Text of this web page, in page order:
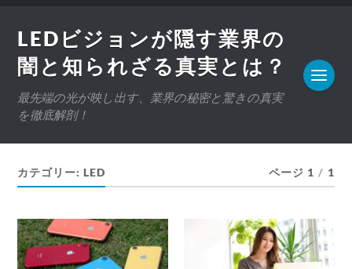
LEDビジョンが隠す業界の
闇と知られざる真実とは？
最先端の光が映し出す、業界の秘密と驚きの真実
を徹底解剖！
カテゴリー:LED ページ 1 / 1